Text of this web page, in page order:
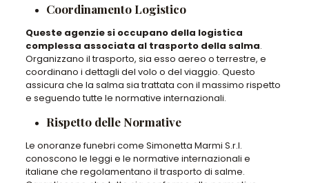
Coordinamento Logistico
Queste agenzie si occupano della logistica
complessa associata al trasporto della salma.
Organizzano il trasporto, sia esso aereo o terrestre, e
coordinano i dettagli del volo o del viaggio. Questo
assicura che la salma sia trattata con il massimo rispetto
e seguendo tutte le normative internazionali.
Rispetto delle Normative
Le onoranze funebri come Simonetta Marmi S.r.l.
conoscono le leggi e le normative internazionali e
italiane che regolamentano il trasporto di salme.